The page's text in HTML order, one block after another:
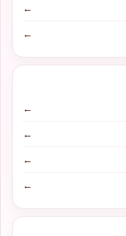
←
←
←
←
←
←